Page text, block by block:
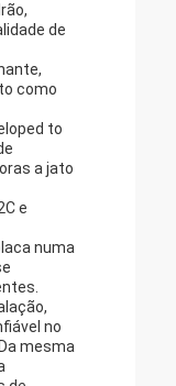
de
como
to
a jato
e
numa
no
mesma